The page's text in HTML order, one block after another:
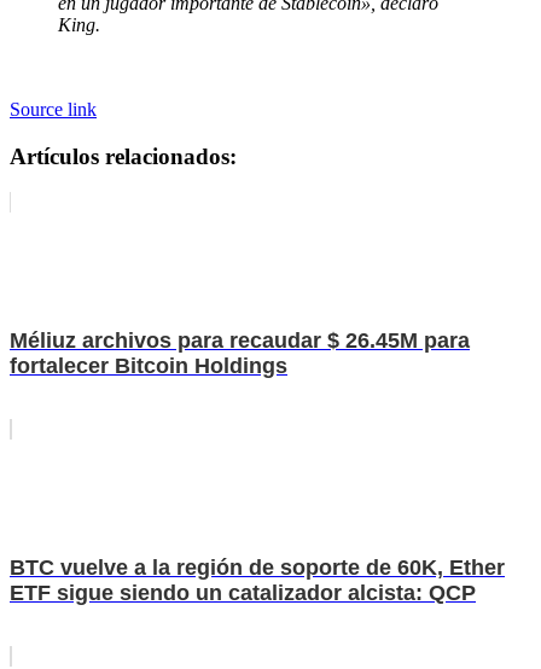
King.
Source link
Artículos relacionados:
Méliuz archivos para recaudar $ 26.45M para
fortalecer Bitcoin Holdings
BTC vuelve a la región de soporte de 60K, Ether
ETF sigue siendo un catalizador alcista: QCP